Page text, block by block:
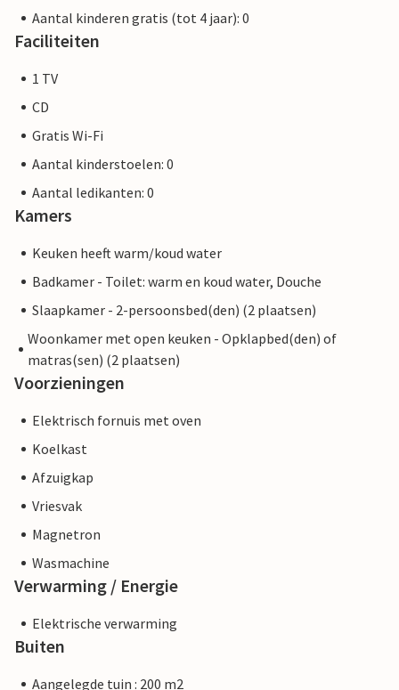
Aantal kinderen gratis (tot 4 jaar): 0
Faciliteiten
1 TV
CD
Gratis Wi-Fi
Aantal kinderstoelen: 0
Aantal ledikanten: 0
Kamers
Keuken heeft warm/koud water
Badkamer - Toilet: warm en koud water, Douche
Slaapkamer - 2-persoonsbed(den) (2 plaatsen)
Woonkamer met open keuken - Opklapbed(den) of
matras(sen) (2 plaatsen)
Voorzieningen
Elektrisch fornuis met oven
Koelkast
Afzuigkap
Vriesvak
Magnetron
Wasmachine
Verwarming / Energie
Elektrische verwarming
Buiten
Aangelegde tuin : 200 m2